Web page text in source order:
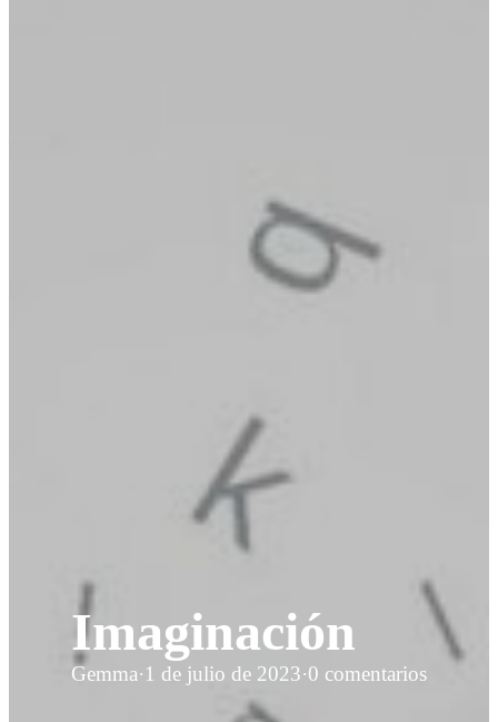
Imaginación
Gemma·1 de julio de 2023·0 comentarios